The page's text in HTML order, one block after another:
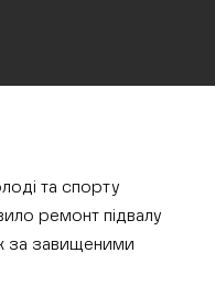
та спорту
ремонт підвалу
за завищеними